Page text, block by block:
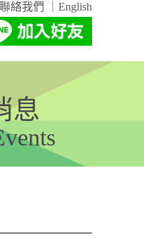
聯絡我們 English
息